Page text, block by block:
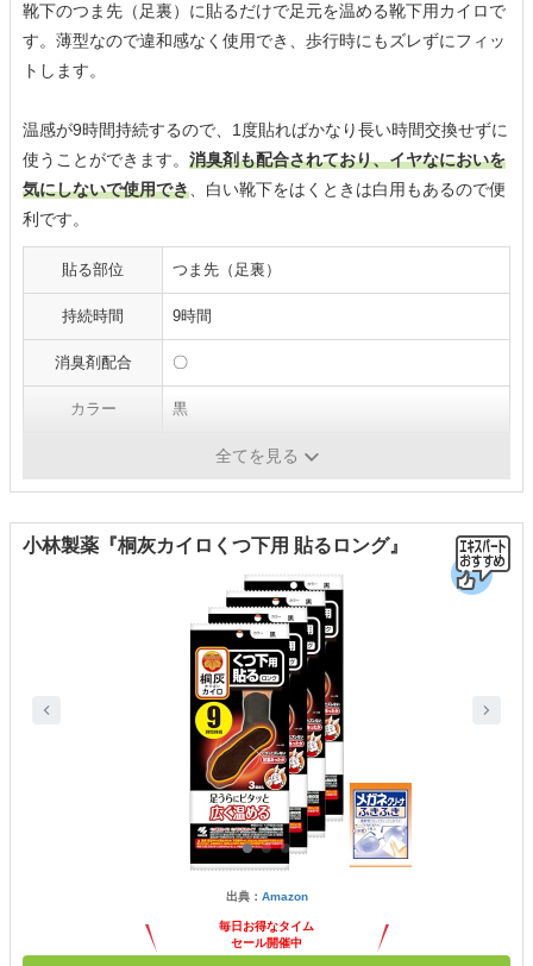
靴下のつま先（足裏）に貼るだけで足元を温める靴下用カイロで
す。薄型なので違和感なく使用でき、歩行時にもズレずにフィッ
トします。
温感が9時間持続するので、1度貼ればかなり長い時間交換せずに
使うことができます。 消臭剤も配合されており、イヤなにおいを
気にしないで使用でき、白い靴下をはくときは白用もあるので便
利です。
貼る部位 つま先（足裏）
持続時間 9時間
消臭剤配合 〇
カラー 黒
15足（30枚）
全てを見る
小林製薬『桐灰カイロくつ下用 貼るロング』
出典： Amazon
毎日お得なタイム
セール開催中